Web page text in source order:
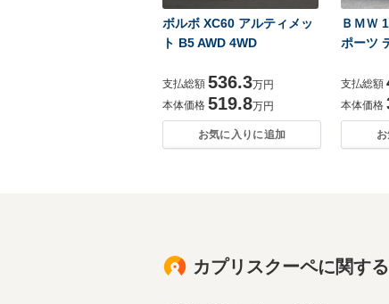
ボルボ XC60 アルティメッ
ト B5 AWD 4WD
支払総額 536.3万円
本体価格 519.8万円
お気に入りに追加
ＢＭＷ
ポーツ
支払総額
本体価格
カプリスクーペに関す